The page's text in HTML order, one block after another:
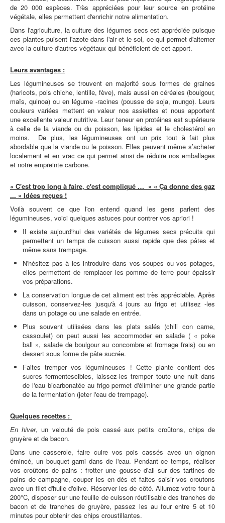
de 20 000 espèces. Très appréciées pour leur source en protéine
végétale, elles permettent d'enrichir notre alimentation.
Dans l'agriculture, la culture des légumes secs est appréciée puisque
ces plantes puisent l'azote dans l'air et le sol, ce qui permet d'alterner
avec la culture d'autres végétaux qui bénéficient de cet apport.
Leurs avantages :
Les légumineuses se trouvent en majorité sous formes de graines
(haricots, pois chiche, lentille, fève), mais aussi en céréales (boulgour,
maïs, quinoa) ou en légume -racines (pousse de soja, mungo). Leurs
couleurs variées mettent en valeur nos assiettes et nous apportent
une excellente valeur nutritive. Leur teneur en protéines est supérieure
à celle de la viande ou du poisson, les lipides et le cholestérol en
moins. De plus, les légumineuses ont un prix tout à fait plus
abordable que la viande ou le poisson. Elles peuvent même s’acheter
localement et en vrac ce qui permet ainsi de réduire nos emballages
et notre empreinte carbone.
« C'est trop long à faire, c'est compliqué … » « Ça donne des gaz
... » Idées reçues !
Voilà souvent ce que l'on entend quand les gens parlent des
légumineuses, voici quelques astuces pour contrer vos apriori !
Il existe aujourd'hui des variétés de légumes secs précuits qui
permettent un temps de cuisson aussi rapide que des pâtes et
même sans trempage.
N'hésitez pas à les introduire dans vos soupes ou vos potages,
elles permettent de remplacer les pomme de terre pour épaissir
vos préparations.
La conservation longue de cet aliment est très appréciable. Après
cuisson, conservez-les jusqu'à 4 jours au frigo et utilisez -les
dans un potage ou une salade en entrée.
Plus souvent utilisées dans les plats salés (chili con carne,
cassoulet) on peut aussi les accommoder en salade ( « poke
ball », salade de boulgour au concombre et fromage frais) ou en
dessert sous forme de pâte sucrée.
Faites tremper vos légumineuses ! Cette plante contient des
sucres fermentescibles, laissez-les tremper toute une nuit dans
de l'eau bicarbonatée au frigo permet d'éliminer une grande partie
de la fermentation (jeter l'eau de trempage).
Quelques recettes :
En hiver, un velouté de pois cassé aux petits croûtons, chips de
gruyère et de bacon.
Dans une casserole, faire cuire vos pois cassés avec un oignon
émincé, un bouquet garni dans de l'eau. Pendant ce temps, réaliser
vos croûtons de pains : frotter une gousse d'ail sur des tartines de
pains de campagne, couper les en dés et faites saisir vos croutons
avec un filet d'huile d'olive. Réserver les de côté. Allumez votre four à
200°C, disposer sur une feuille de cuisson réutilisable des tranches de
bacon et de tranches de gruyère, passez les au four entre 5 et 10
minutes pour obtenir des chips croustillantes.